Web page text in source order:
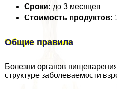
Сроки: до 3 месяцев
Стоимость продуктов:
Общие правила
Болезни органов
структуре заболеваемости